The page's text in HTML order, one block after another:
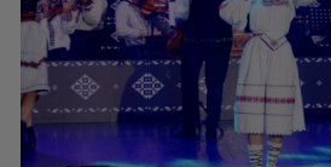
"Impact Global": România, una dintre
Rusiei? | VIDEO